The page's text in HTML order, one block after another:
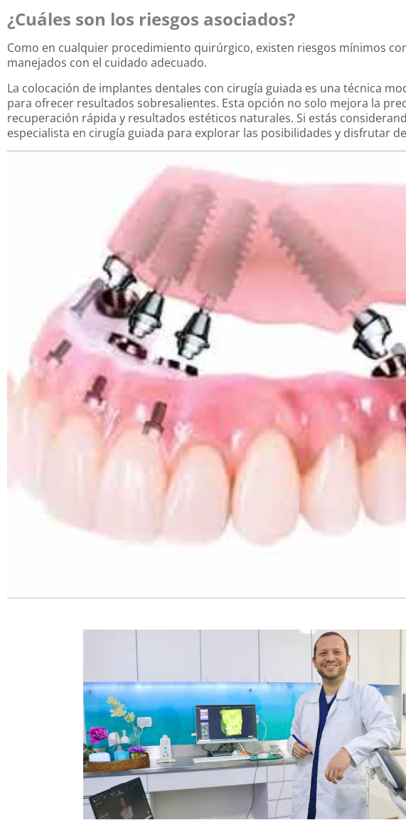
¿Cuáles son los riesgos asociados?
Como en cualquier procedimiento quirúrgico, existen riesgos mínimos
manejados con el cuidado adecuado.
La colocación de implantes dentales con cirugía guiada es una técnica
para ofrecer resultados sobresalientes. Esta opción no solo mejora la
recuperación rápida y resultados estéticos naturales. Si estás
especialista en cirugía guiada para explorar las posibilidades y disfrutar